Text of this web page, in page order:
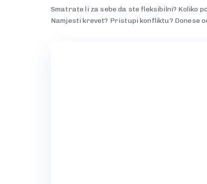
Smatrate li za sebe da ste fleksibilni? Koliko
Namjesti krevet? Pristupi konfliktu? Donese